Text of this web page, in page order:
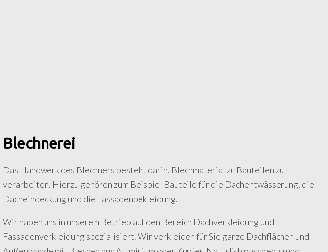
Blechnerei
Das Handwerk des Blechners besteht darin, Blechmaterial zu Bauteilen zu
verarbeiten. Hierzu gehören zum Beispiel Bauteile für die Dachentwässerung, die
Dacheindeckung und die Fassadenbekleidung.
Wir haben uns in unserem Betrieb auf den Bereich Dachverkleidung und
Fassadenverkleidung spezialisiert. Wir verkleiden für Sie ganze Dachflächen und